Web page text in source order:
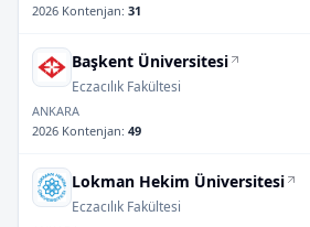
2026 Kontenjan: 31
Başkent Üniversitesi
Eczacılık Fakültesi
ANKARA
2026 Kontenjan: 49
Lokman Hekim Üniversitesi
Eczacılık Fakültesi